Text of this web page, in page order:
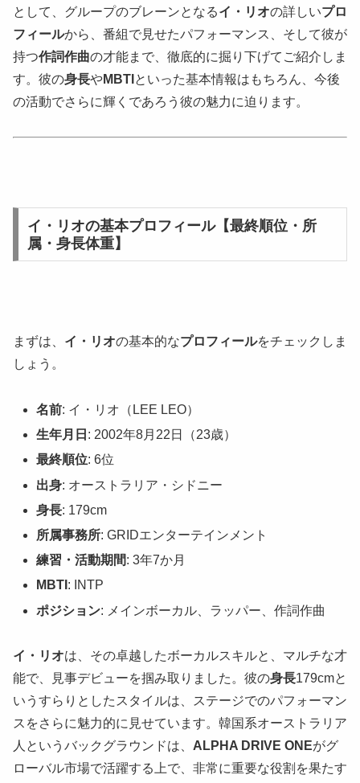
として、グループのブレーンとなるイ・リオの詳しいプロ
フィールから、番組で見せたパフォーマンス、そして彼が
持つ作詞作曲の才能まで、徹底的に掘り下げてご紹介しま
す。彼の身長やMBTI といった基本情報はもちろん、今後
の活動でさらに輝くであろう彼の魅力に迫ります。
イ・リオの基本プロフィール【最終順位・所
属・身長体重】
まずは、 イ・リオの基本的なプロフィールをチェックしま
しょう。
名前: イ・リオ（LEE LEO）
生年月日 : 2002年8月22日（23歳）
最終順位: 6位
出身: オーストラリア・シドニー
身長: 179cm
所属事務所: GRIDエンターテインメント
練習・活動期間: 3年7か月
MBTI : INTP
ポジション: メインボーカル、ラッパー、作詞作曲
イ・リオは、その卓越したボーカルスキルと、マルチな才
能で、見事デビューを掴み取りました。彼の身長179cmと
いうすらりとしたスタイルは、ステージでのパフォーマン
スをさらに魅力的に見せています。韓国系オーストラリア
人というバックグラウンドは、 ALPHA DRIVE ONEがグ
ローバル市場で活躍する上で、非常に重要な役割を果たす